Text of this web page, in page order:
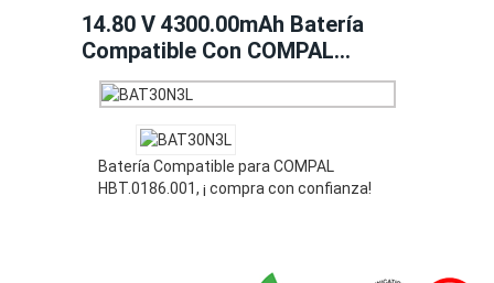
14.80 V 4300.00mAh Batería
Compatible Con COMPAL
HBT.0186.001
Batería Compatible para COMPAL
HBT.0186.001, ¡ compra con confianza!